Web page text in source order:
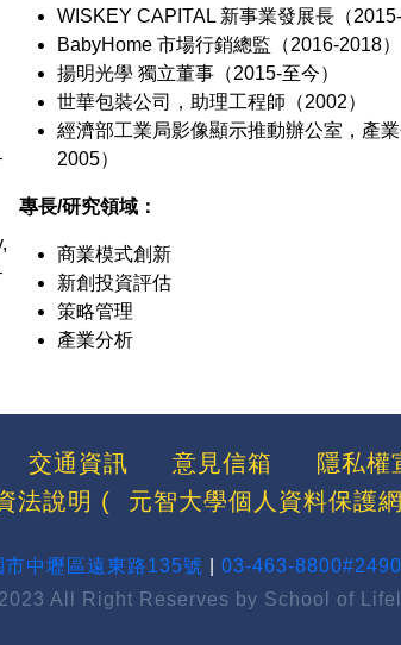
WISKEY CAPITAL 新事業發展長（2015-
BabyHome 市場行銷總監（2016-2018）
揚明光學 獨立董事（2015-至今）
世華包裝公司，助理工程師（2002）
經濟部工業局影像顯示推動辦公室，產
2005）
專長/研究領域：
商業模式創新
新創投資評估
策略管理
產業分析
交通資訊 意見信箱 隱私權
法說明 (
元智大學個人資料保護網
中壢區遠東路135號 03-463-
All Right Reserves by School of